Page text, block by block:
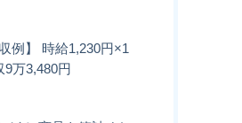
例】 時給1,230円×1
9万3,480円